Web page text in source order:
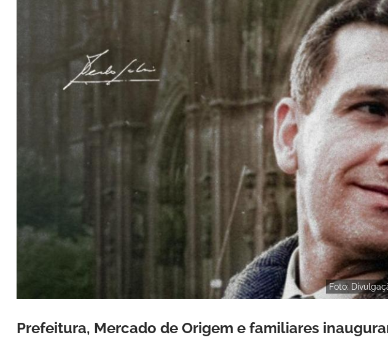
navegação
Foto:
Prefeitura, Mercado de Origem e familiares